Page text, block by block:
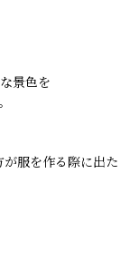
景色を
服を作る際に出た